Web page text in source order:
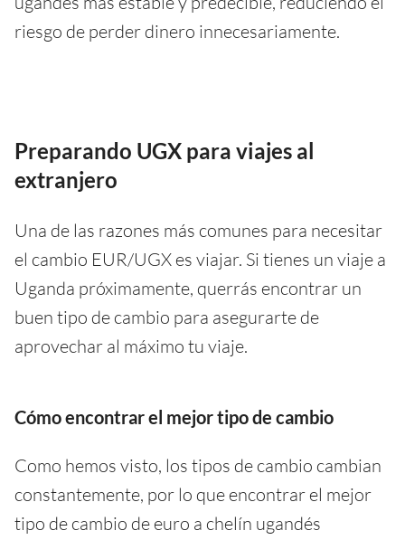
riesgo de perder dinero innecesariamente.
Preparando UGX para viajes al
extranjero
Una de las razones más comunes para necesitar
el cambio EUR/UGX es viajar. Si tienes un viaje a
Uganda próximamente, querrás encontrar un
buen tipo de cambio para asegurarte de
aprovechar al máximo tu viaje.
Cómo encontrar el mejor tipo de cambio
Como hemos visto, los tipos de cambio cambian
constantemente, por lo que encontrar el mejor
tipo de cambio de euro a chelín ugandés